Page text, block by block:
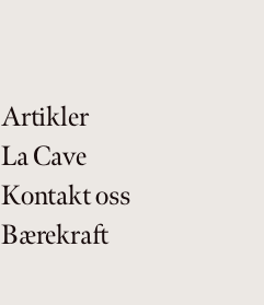
Artikler
La Cave
Kontakt oss
Bærekraft